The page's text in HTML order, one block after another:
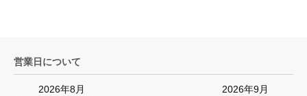
営業日について
2026年8月 2026年9月